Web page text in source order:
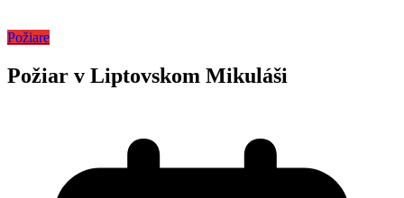
Požiare
Požiar v Liptovskom Mikuláši